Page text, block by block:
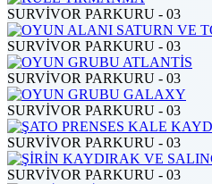
SURVİVOR PARKURU - 03
SURVİVOR PARKURU - 03
SURVİVOR PARKURU - 03
SURVİVOR PARKURU - 03
SURVİVOR PARKURU - 03
SURVİVOR PARKURU - 03